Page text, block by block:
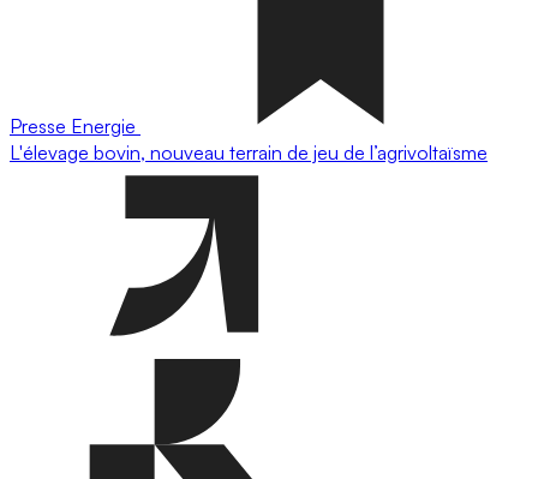
Presse Energie
L'élevage bovin, nouveau terrain de jeu de l’agrivoltaïsme